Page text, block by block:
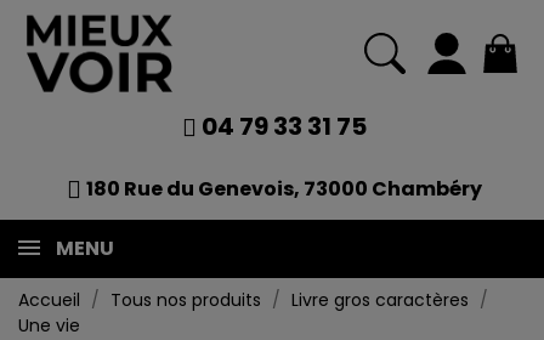
04 79 33 31 75
180 Rue du Genevois, 73000 Chambéry
MENU
Accueil Tous nos produits
Livre gros caractères
Une vie